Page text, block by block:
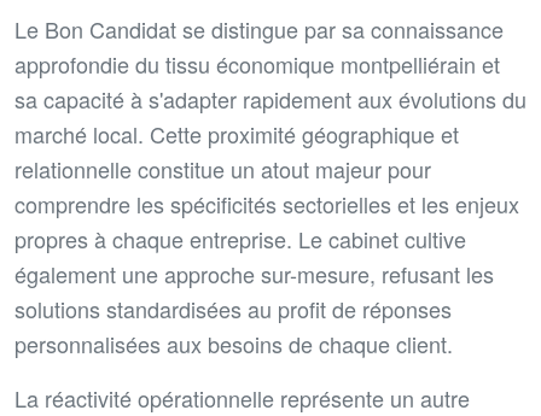
Le Bon Candidat se distingue par sa connaissance
approfondie du tissu économique montpelliérain et
sa capacité à s'adapter rapidement aux évolutions du
marché local. Cette proximité géographique et
relationnelle constitue un atout majeur pour
comprendre les spécificités sectorielles et les enjeux
propres à chaque entreprise. Le cabinet cultive
également une approche sur-mesure, refusant les
solutions standardisées au profit de réponses
personnalisées aux besoins de chaque client.
La réactivité opérationnelle représente un autre